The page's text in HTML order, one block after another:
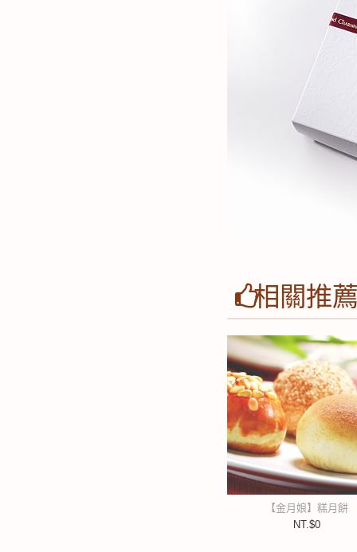
相關推
【金月娘】糕月餅
NT.$0